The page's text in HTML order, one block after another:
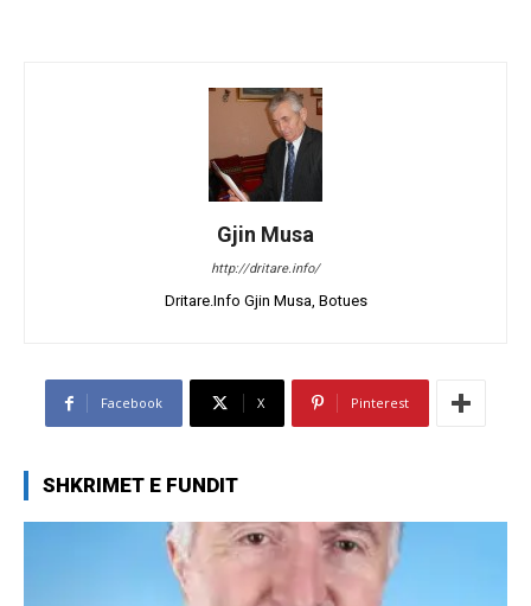
Gjin Musa
http://dritare.info/
Dritare.Info Gjin Musa, Botues
Facebook X Pinterest
SHKRIMET E FUNDIT